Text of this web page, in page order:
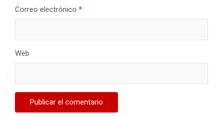
Correo electrónico *
Web